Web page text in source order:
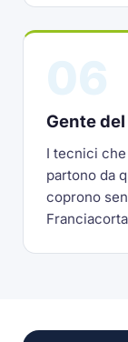
Gente
I tecnici
partono da
coprono